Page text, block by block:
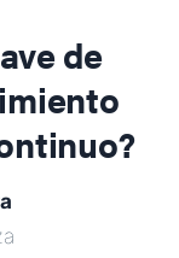
de